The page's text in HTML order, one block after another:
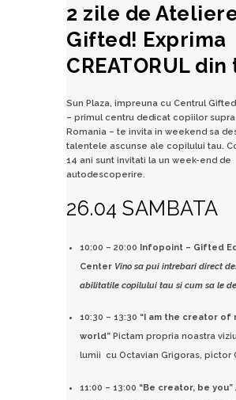
2 zile de
Gifted! Exprima
CREATORUL
Sun Plaza, impreuna cu Centrul
– primul centru dedicat copiilor
Romania – te invita in weekend sa
talentele ascunse ale copilului tau.
14 ani sunt invitati la un week-end de
autodescoperire.
26.04 SAMBATA
10:00 – 20:00 Infopoint – Gifted
Center Vino sa pui intrebari direct
abilitatile copilului tau si cum sa le
10:30 – 13:30 “I am the creator of
world” Pictam propria noastra
lumii cu Octavian Grigoras, pictor
11:00 – 13:00 “Be creator, be you”